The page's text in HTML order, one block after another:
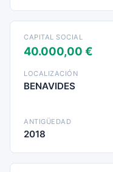
CAPITAL SOCIAL
40.000,00 €
LOCALIZACIÓN
BENAVIDES
ANTIGÜEDAD
2018